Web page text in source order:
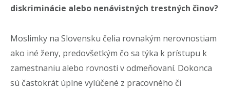
diskriminácie alebo nenávistných trestných činov?
Moslimky na Slovensku čelia rovnakým nerovnostiam
ako iné ženy, predovšetkým čo sa týka k prístupu k
zamestnaniu alebo rovnosti v odmeňovaní. Dokonca
sú častokrát úplne vylúčené z pracovného či